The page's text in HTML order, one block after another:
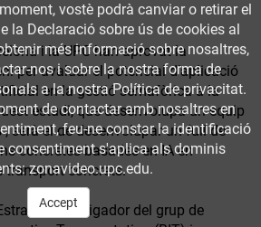
i la UPC han aprovat la
per avaluar el potencial d’aplicació
en la gestió semafòrica a la
estudi, que desenvolupa un equip
, serà el de desenvolupar un full de
concretes basades en IA en
transport concrets.
investigador del grup de
vostè podrà canviar o retirar el
la Declaració sobre ús de cookies al
més informació sobre nosaltres,
nos i sobre la nostra forma de
a la nostra Política de privacitat.
de contactar amb nosaltres en
feu-ne constar la identificació
consentiment s'aplica als dominis
zonavideo.upc.edu.
Accept